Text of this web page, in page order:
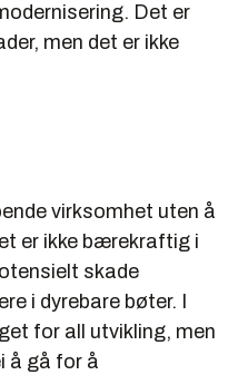
Det er
men det er ikke
virksomhet uten å
er ikke bærekraftig i
skade
i dyrebare bøter. I
for all utvikling, men
å gå for å